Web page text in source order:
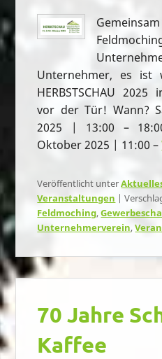
Unternehmer, es ist
HERBSTSCHAU
vor der Tür! Wann?
2025 | 13:00 –
Oktober 2025 | 11:00 –
Veröffentlicht unter
Veranstaltungen |
Feldmoching,
Unternehmerverein,
70 Jahre
Kaffee